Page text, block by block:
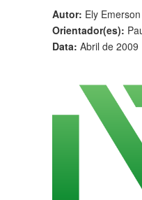
Autor: Ely
Orientador(es):
Data: Abril de 2009